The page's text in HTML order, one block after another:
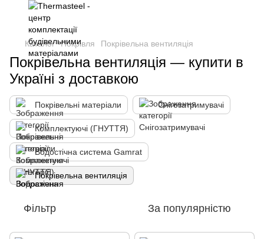
Каталог Покрівля Покрівельна вентиляція
Покрівельна вентиляція — купити в
Україні з доставкою
Покрівельні матеріали Снігозатримувачі
Комплектуючі (ГНУТТЯ)
Водостічна система Gamrat
Покрівельна вентиляція
Фільтр За популярністю